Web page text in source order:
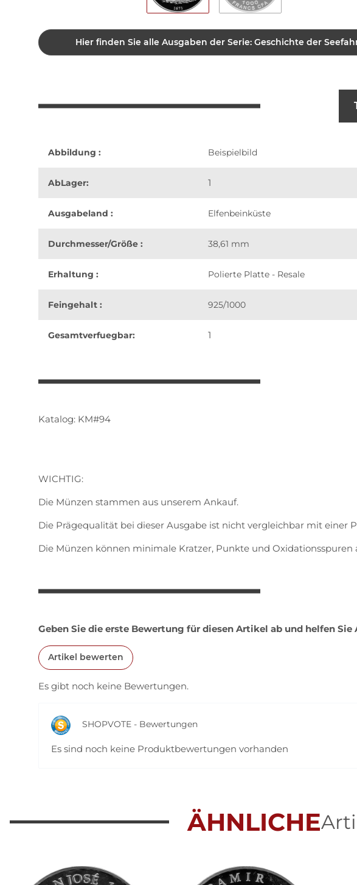
Hier finden Sie alle Ausgaben der Serie: Geschichte der
Abbildung : Beispielbild
AbLager: 1
Ausgabeland : Elfenbeinküste
Durchmesser/Größe : 38,61 mm
Erhaltung : Polierte Platte - Resale
Feingehalt : 925/1000
Gesamtverfuegbar: 1
Katalog: KM#94
WICHTIG:
Die Münzen stammen aus unserem Ankauf.
Die Prägequalität bei dieser Ausgabe ist nicht vergleichbar mit einer
Die Münzen können minimale Kratzer, Punkte und Oxidationsspuren
Geben Sie die erste Bewertung für diesen Artikel ab und helfen
Artikel bewerten
Es gibt noch keine Bewertungen.
SHOPVOTE - Bewertungen
Es sind noch keine Produktbewertungen vorhanden
ÄHNLICHE